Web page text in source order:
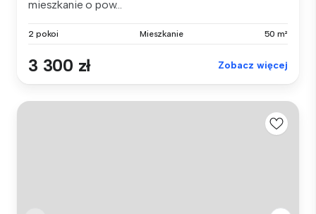
mieszkanie o pow...
2 pokoi Mieszkanie 50 m²
3 300 zł Zobacz więcej